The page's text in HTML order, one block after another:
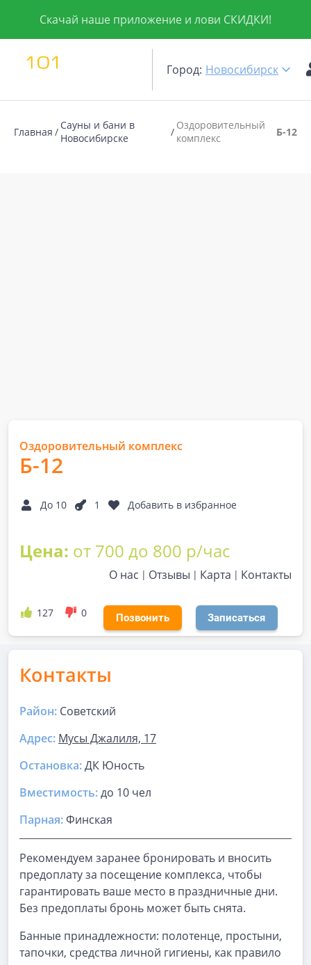
Скачай наше приложение и лови СКИДКИ!
Город: Новосибирск
Главная
Сауны и бани в
Новосибирске
Оздоровительный
комплекс
Б-12
Оздоровительный комплекс
Б-12
До 10 1 Добавить в избранное
Цена: от 700 до 800 р/час
О нас Отзывы Карта Контакты
127 0 Позвонить Записаться
Контакты
Район: Советский
Адрес: Мусы Джалиля, 17
Остановка:ДК Юность
Вместимость:до 10 чел
Парная:Финская
Рекомендуем заранее бронировать и вносить
предоплату за посещение комплекса, чтобы
гарантировать ваше место в праздничные дни.
Без предоплаты бронь может быть снята.
Банные принадлежности: полотенце, простыни,
тапочки, средства личной гигиены, как правило